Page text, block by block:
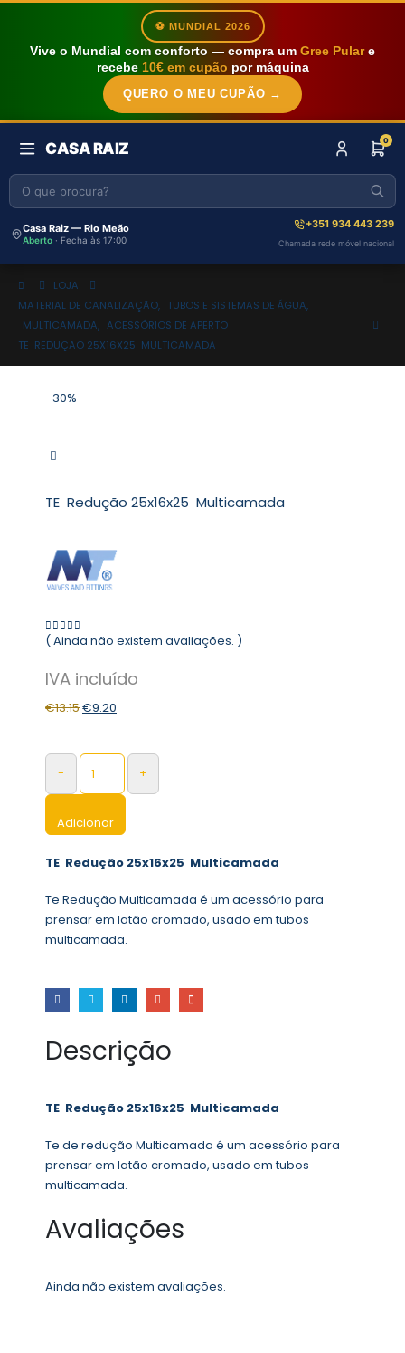
⚽ MUNDIAL 2026
Vive o Mundial com conforto — compra um Gree Pulare
recebe 10€ em cupão por máquina
QUERO O MEU CUPÃO →
CASA RAIZ 0
Casa Raiz — Rio Meão
Aberto · Fecha às 17:00
+351 934 443 239
Chamada rede móvel nacional
LOJA
MATERIAL DE CANALIZAÇÃO, TUBOS E SISTEMAS DE ÁGUA,
MULTICAMADA, ACESSÓRIOS DE APERTO
TE REDUÇÃO 25X16X25 MULTICAMADA
-30%
TE Redução 25x16x25 Multicamada
0 out of 5
( Ainda não existem avaliações. )
€13.15€9.20
- +
Adicionar
TE Redução 25x16x25 Multicamada
Te Redução Multicamada é um acessório para
prensar em latão cromado, usado em tubos
multicamada.
Descrição
TE Redução 25x16x25 Multicamada
Te de redução Multicamada é um acessório para
prensar em latão cromado, usado em tubos
multicamada.
Avaliações
Ainda não existem avaliações.